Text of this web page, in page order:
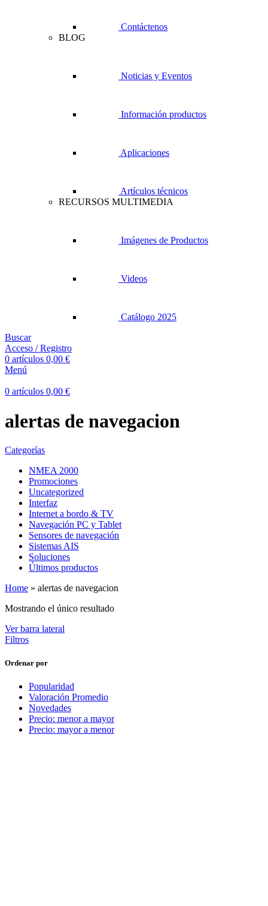
Contáctenos
BLOG
Noticias y Eventos
Información productos
Aplicaciones
Artículos técnicos
RECURSOS MULTIMEDIA
Imágenes de Productos
Videos
Catálogo 2025
Buscar
Acceso / Registro
0 artículos 0,00 €
Menú
0 artículos 0,00 €
alertas de navegacion
Categorías
NMEA 2000
Promociones
Uncategorized
Interfaz
Internet a bordo & TV
Navegación PC y Tablet
Sensores de navegación
Sistemas AIS
Soluciones
Últimos productos
Home » alertas de navegacion
Mostrando el único resultado
Ver barra lateral
Filtros
Ordenar por
Popularidad
Valoración Promedio
Novedades
Precio: menor a mayor
Precio: mayor a menor